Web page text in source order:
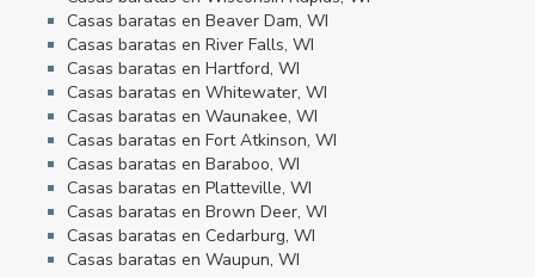
Casas baratas en Beaver Dam, WI
Casas baratas en River Falls, WI
Casas baratas en Hartford, WI
Casas baratas en Whitewater, WI
Casas baratas en Waunakee, WI
Casas baratas en Fort Atkinson, WI
Casas baratas en Baraboo, WI
Casas baratas en Platteville, WI
Casas baratas en Brown Deer, WI
Casas baratas en Cedarburg, WI
Casas baratas en Waupun, WI